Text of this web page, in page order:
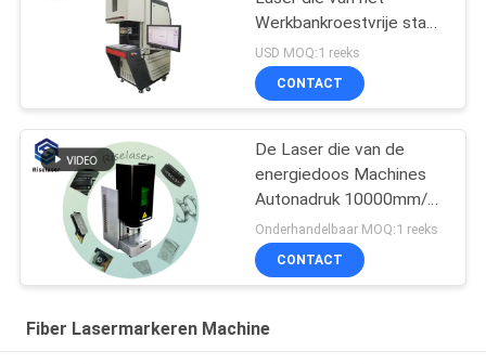
Werkbankroestvrije staal
Machine voor Metalen
merken
USD MOQ:1 reeks
CONTACT
De Laser die van de
energiedoos Machines
Autonadruk 10000mm/S
voor Juwelenring merkt
Onderhandelbaar MOQ:1 reeks
CONTACT
Fiber Lasermarkeren Machine